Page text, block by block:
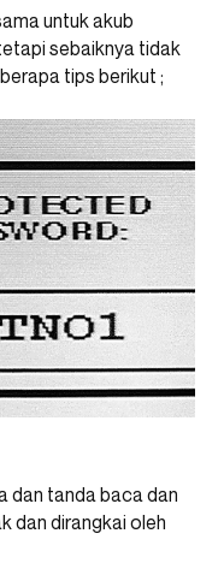
untuk akub
sebaiknya tidak
tips berikut ;
dan tanda baca dan
dan dirangkai oleh